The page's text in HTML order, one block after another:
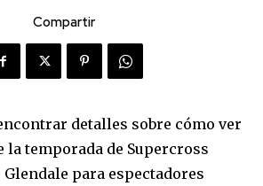
Compartir
detalles sobre cómo ver
la temporada de Supercross
Glendale para espectadores